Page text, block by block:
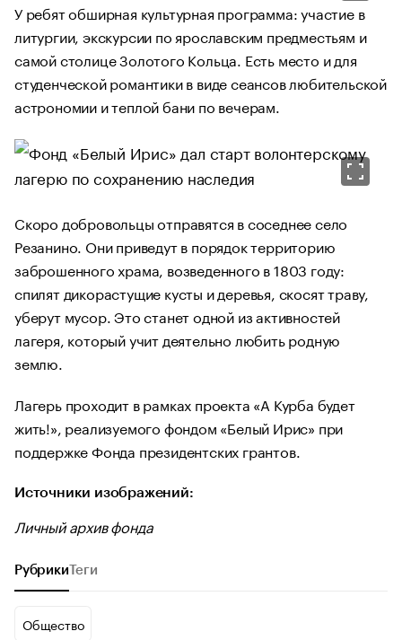
У ребят обширная культурная программа: участие в
литургии, экскурсии по ярославским предместьям и
самой столице Золотого Кольца. Есть место и для
студенческой романтики в виде сеансов любительской
астрономии и теплой бани по вечерам.
Скоро добровольцы отправятся в соседнее село
Резанино. Они приведут в порядок территорию
заброшенного храма, возведенного в 1803 году:
спилят дикорастущие кусты и деревья, скосят траву,
уберут мусор. Это станет одной из активностей
лагеря, который учит деятельно любить родную
землю.
Лагерь проходит в рамках проекта «А Курба будет
жить!», реализуемого фондом «Белый Ирис» при
поддержке Фонда президентских грантов.
Источники изображений:
Личный архив фонда
Рубрики Теги
Общество